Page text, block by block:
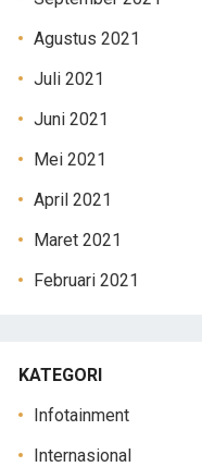
Agustus 2021
Juli 2021
Juni 2021
Mei 2021
April 2021
Maret 2021
Februari 2021
KATEGORI
Infotainment
Internasional